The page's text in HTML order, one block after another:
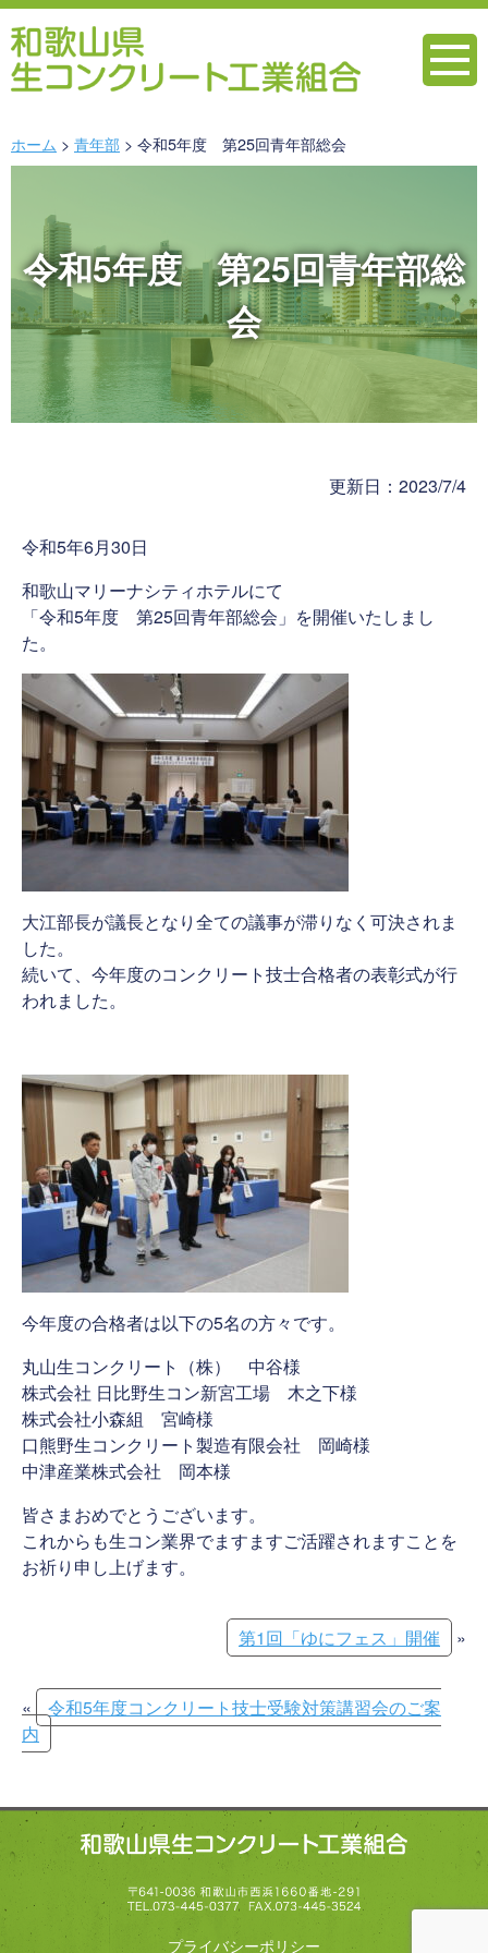
ホーム 青年部 令和5年度 第25回青年部総会
令和5年度 第25回青年部総
会
更新日：2023/7/4
令和5年6月30日
和歌山マリーナシティホテルにて
「令和5年度 第25回青年部総会」を開催いたしまし
た。
大江部長が議長となり全ての議事が滞りなく可決されま
した。
続いて、今年度のコンクリート技士合格者の表彰式が行
われました。
今年度の合格者は以下の5名の方々です。
丸山生コンクリート（株） 中谷様
株式会社 日比野生コン新宮工場 木之下様
株式会社小森組 宮崎様
口熊野生コンクリート製造有限会社 岡崎様
中津産業株式会社 岡本様
皆さまおめでとうございます。
これからも生コン業界でますますご活躍されますことを
お祈り申し上げます。
第1回「ゆにフェス」開催 »
«
令和5年度コンクリート技士受験対策講習会のご案
内
プライバシーポリシー